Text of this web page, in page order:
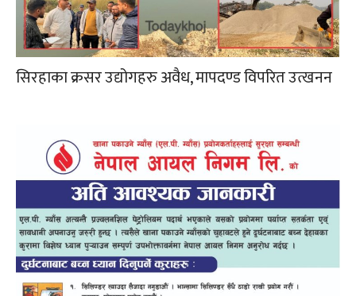
सिरहाका क्रसर उद्योगहरु अवैध, मापदण्ड विपरित उत्खनन